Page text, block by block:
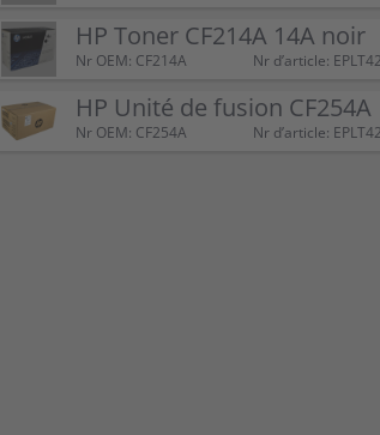
HP Toner CF214A 14A noir
Nr OEM: CF214A Nr d’article: EPLT42
HP Unité de fusion CF254A
Nr OEM: CF254A Nr d’article: